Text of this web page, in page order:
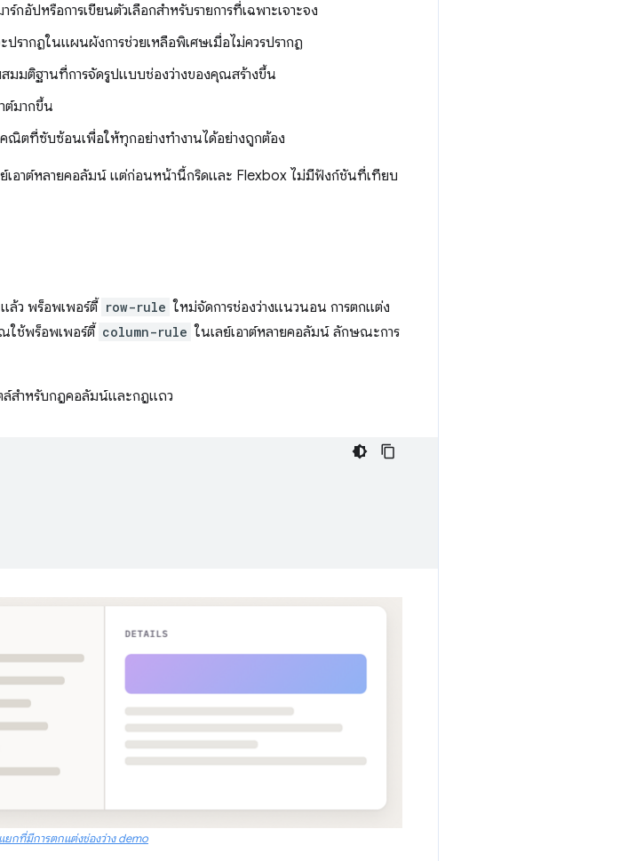
กอัปหรือการเขียนตัวเลือกสำหรับรายการที่เฉพาะเจาะจง
รากฏในแผนผังการช่วยเหลือพิเศษเมื่อไม่ควรปรากฏ
มมติฐานที่การจัดรูปแบบช่องว่างของคุณสร้างขึ้น
ต์มากขึ้น
ณิตที่ซับซ้อนเพื่อให้ทุกอย่างทำงานได้อย่างถูกต้อง
ย์เอาต์หลายคอลัมน์ แต่ก่อนหน้านี้กริดและ Flexbox ไม่มีฟังก์ชันที่เทียบ
แล้ว พร็อพเพอร์ตี้ row-rule ใหม่จัดการช่องว่างแนวนอน การตกแต่ง
ใช้พร็อพเพอร์ตี้ column-rule ในเลย์เอาต์หลายคอลัมน์ ลักษณะการ
ล์สำหรับกฎคอลัมน์และกฎแถว
ยกที่มีการตกแต่งช่องว่าง demo